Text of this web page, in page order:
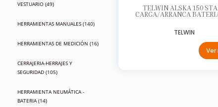
VESTUARIO (49)
HERRAMIENTAS MANUALES (140)
HERRAMIENTAS DE MEDICIÓN (16)
CERRAJERIA-HERRAJES Y
SEGURIDAD (105)
HERRAMIENTA NEUMÁTICA -
BATERIA (14)
TELWIN ALSKA 150
CARGA/ARRANCA
TELWIN
Ver